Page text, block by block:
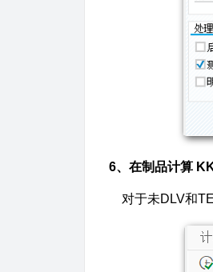
6、在制品计算
对于未DLV和